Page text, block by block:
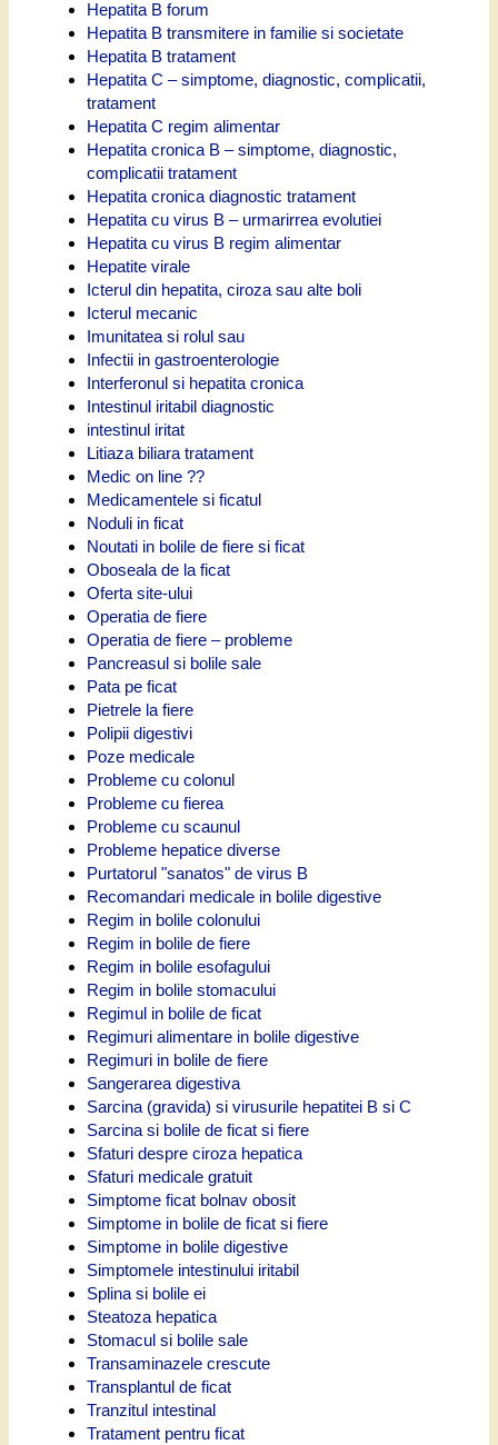
Hepatita B forum
Hepatita B transmitere in familie si societate
Hepatita B tratament
Hepatita C – simptome, diagnostic, complicatii,
tratament
Hepatita C regim alimentar
Hepatita cronica B – simptome, diagnostic,
complicatii tratament
Hepatita cronica diagnostic tratament
Hepatita cu virus B – urmarirrea evolutiei
Hepatita cu virus B regim alimentar
Hepatite virale
Icterul din hepatita, ciroza sau alte boli
Icterul mecanic
Imunitatea si rolul sau
Infectii in gastroenterologie
Interferonul si hepatita cronica
Intestinul iritabil diagnostic
intestinul iritat
Litiaza biliara tratament
Medic on line ??
Medicamentele si ficatul
Noduli in ficat
Noutati in bolile de fiere si ficat
Oboseala de la ficat
Oferta site-ului
Operatia de fiere
Operatia de fiere – probleme
Pancreasul si bolile sale
Pata pe ficat
Pietrele la fiere
Polipii digestivi
Poze medicale
Probleme cu colonul
Probleme cu fierea
Probleme cu scaunul
Probleme hepatice diverse
Purtatorul "sanatos" de virus B
Recomandari medicale in bolile digestive
Regim in bolile colonului
Regim in bolile de fiere
Regim in bolile esofagului
Regim in bolile stomacului
Regimul in bolile de ficat
Regimuri alimentare in bolile digestive
Regimuri in bolile de fiere
Sangerarea digestiva
Sarcina (gravida) si virusurile hepatitei B si C
Sarcina si bolile de ficat si fiere
Sfaturi despre ciroza hepatica
Sfaturi medicale gratuit
Simptome ficat bolnav obosit
Simptome in bolile de ficat si fiere
Simptome in bolile digestive
Simptomele intestinului iritabil
Splina si bolile ei
Steatoza hepatica
Stomacul si bolile sale
Transaminazele crescute
Transplantul de ficat
Tranzitul intestinal
Tratament pentru ficat